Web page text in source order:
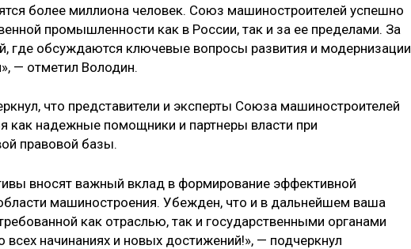
более миллиона человек. Союз машиностроителей успешно
промышленности как в России, так и за ее пределами. За
где обсуждаются ключевые вопросы развития и модернизации
— отметил Володин.
что представители и эксперты Союза машиностроителей
как надежные помощники и партнеры власти при
правовой базы.
вносят важный вклад в формирование эффективной
машиностроения. Убежден, что и в дальнейшем ваша
как отраслью, так и государственными органами
начинаниях и новых достижений!», — подчеркнул